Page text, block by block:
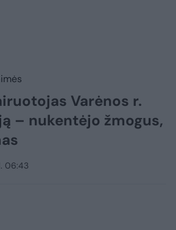
Varėnos r.
– nukentėjo žmogus,
06:43